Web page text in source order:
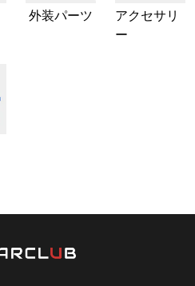
外装パーツ
アクセサリ
ー